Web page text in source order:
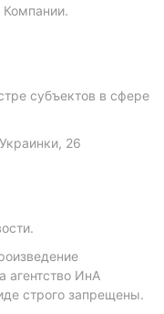
Компании.
субъектов в сфере
26
ИнА
строго запрещены.